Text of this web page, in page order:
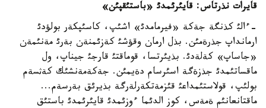
قايرات نذرتاس: قايئرئمدئ «باستئقپئن»
-ءالئ كذنگة جةكة «فيرمامدئ» اشئپ، كاسئپكةر بولؤدئ
ارمانداپ جذرةمئن. بذل ارمان وقؤشئ كةزئمنةن بةرئ مةنئمةن
«جاساپ» كةلةدئ. بذيئرتسا، قوماقتئ قارجئ جيناپ، ول
ماقساتئمدئ جذزةگة اسئرسام دةيمئن. جةكةمةنشئك كةثسةم
بولئپ، قولاستئمداعئ قئزمةتكةرلةرگة بذيرئق بةرسةم...
ماقتانعانئم ةمةس، كوز الدئما ءوزئمدئ قايئرئمدئ باستئق